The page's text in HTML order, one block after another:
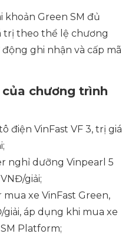
khoản Green SM đủ
trị theo thể lệ chương
ghi nhận và cấp mã
chương trình
điện VinFast VF 3, trị giá
nghỉ dưỡng Vinpearl 5
giải;
xe VinFast Green,
áp dụng khi mua xe
Platform;